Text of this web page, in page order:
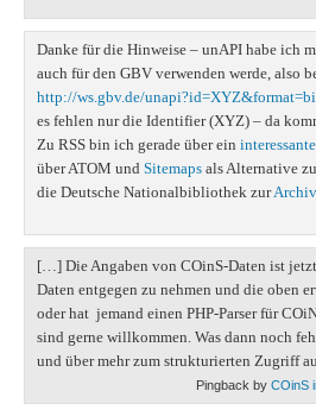
Danke für die Hinweise – unAPI habe ich
auch für den GBV verwenden werde, also
http://ws.gbv.de/
es fehlen nur die Identifier (XYZ) – da
Zu RSS bin ich gerade über ein
über ATOM und Sitemaps als Alternative
die Deutsche Nationalbibliothek zur
[…] Die Angaben von COinS-Daten ist
Daten entgegen zu nehmen und die oben
oder hat jemand einen PHP-Parser für
sind gerne willkommen. Was dann noch
und über mehr zum strukturierten Zugriff
Pingback by COinS